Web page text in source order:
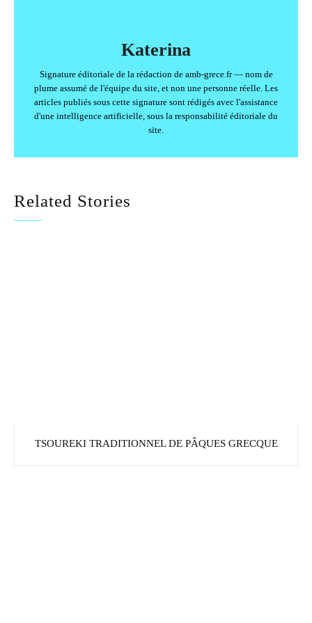
Katerina
Signature éditoriale de la rédaction de amb-grece.fr — nom de
plume assumé de l'équipe du site, et non une personne réelle. Les
articles publiés sous cette signature sont rédigés avec l'assistance
d'une intelligence artificielle, sous la responsabilité éditoriale du
site.
Related Stories
TSOUREKI TRADITIONNEL DE PÂQUES GRECQUE